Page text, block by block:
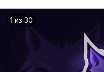
1 из 30